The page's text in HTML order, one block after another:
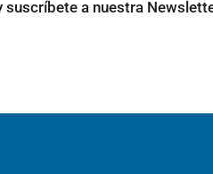
suscríbete a nuestra